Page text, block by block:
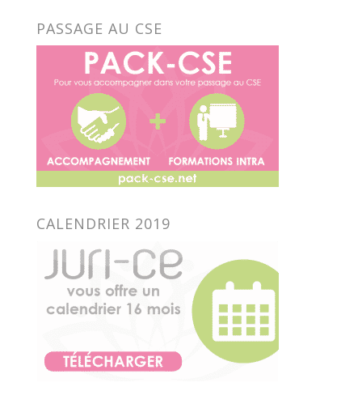
PASSAGE AU CSE
CALENDRIER 2019